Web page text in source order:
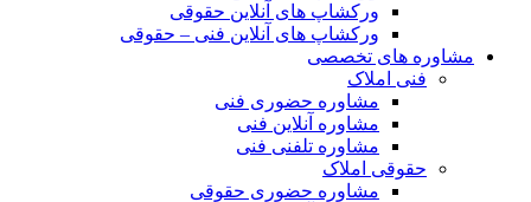
ورکشاپ های آنلاین حقوقی
ورکشاپ های آنلاین فنی – حقوقی
مشاوره های تخصصی
فنی املاک
مشاوره حضوری فنی
مشاوره آنلاین فنی
مشاوره تلفنی فنی
حقوقی املاک
مشاوره حضوری حقوقی